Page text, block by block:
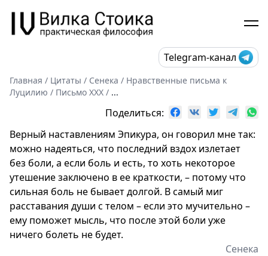
Telegram-канал
Главная / Цитаты / Сенека / Нравственные письма к
Луцилию / Письмо XXX / ...
Поделиться:
Верный наставлениям Эпикура, он говорил мне так:
можно надеяться, что последний вздох излетает
без боли, а если боль и есть, то хоть некоторое
утешение заключено в ее краткости, – потому что
сильная боль не бывает долгой. В самый миг
расставания души с телом – если это мучительно –
ему поможет мысль, что после этой боли уже
ничего болеть не будет.
Сенека